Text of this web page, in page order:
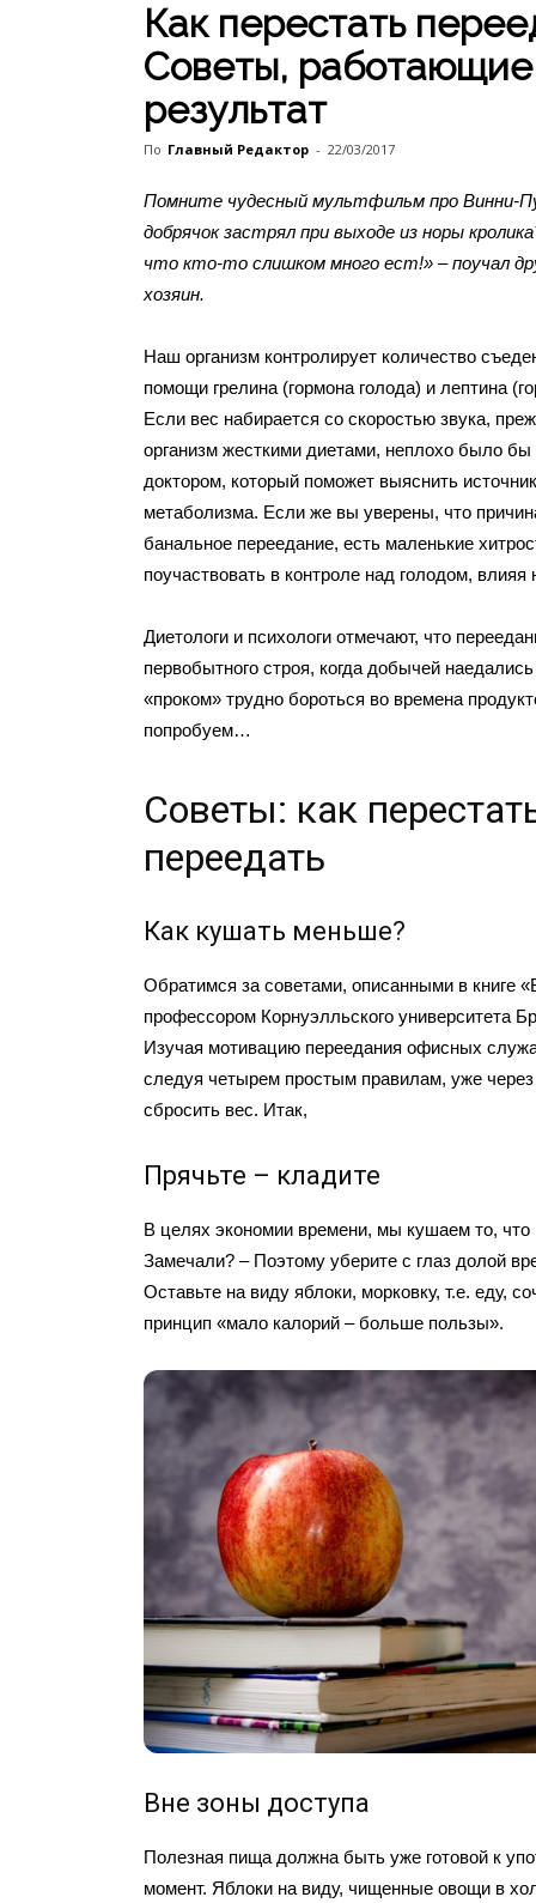
Как перестать
Советы,
результат
По Главный Редактор - 22/03/2017
Помните чудесный мультфильм про Винни-
добрячок застрял при выходе из норы
что кто-то слишком много ест!» – поучал
хозяин.
Наш организм контролирует количество
помощи грелина (гормона голода) и лептина
Если вес набирается со скоростью звука,
организм жесткими диетами, неплохо было бы
доктором, который поможет выяснить
метаболизма. Если же вы уверены, что
банальное переедание, есть маленькие
поучаствовать в контроле над голодом,
Диетологи и психологи отмечают, что
первобытного строя, когда добычей
«проком» трудно бороться во времена
попробуем…
Советы: как
переедать
Как кушать меньше?
Обратимся за советами, описанными в книге
профессором Корнуэлльского университета
Изучая мотивацию переедания офисных
следуя четырем простым правилам, уже
сбросить вес. Итак,
Прячьте – кладите
В целях экономии времени, мы кушаем то, что
Замечали? – Поэтому уберите с глаз долой
Оставьте на виду яблоки, морковку, т.е. еду,
принцип «мало калорий – больше пользы».
Вне зоны доступа
Полезная пища должна быть уже готовой к
момент. Яблоки на виду, чищенные овощи в